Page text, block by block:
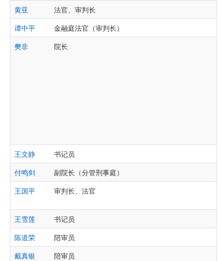
黄亚
法官、审判长
谭中平
金融庭法官（审判长）
樊非
院长
王文静 书记员
付鸣剑
副院长（分管刑事庭）
王国平
审判长、法官
王雪莲 书记员
陈道荣
陪审员
戴真银
陪审员